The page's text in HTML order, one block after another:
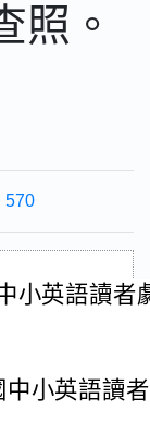
照。
570
小英語讀者
小英語讀